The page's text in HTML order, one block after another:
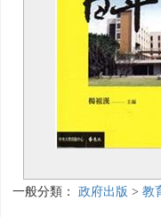
一般分類： 政府出版 > 教